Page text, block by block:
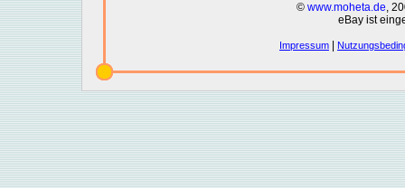
© www.moheta.de,
eBay ist
Impressum